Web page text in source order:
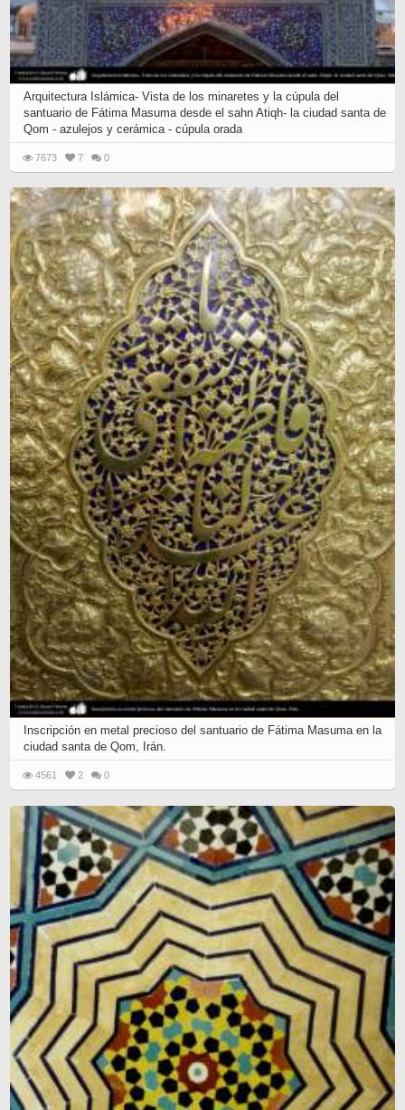
Arquitectura Islámica- Vista de los minaretes y la cúpula del
santuario de Fátima Masuma desde el sahn Atiqh- la ciudad santa de
Qom - azulejos y cerámica - cúpula orada
7673 7 0
Inscripción en metal precioso del santuario de Fátima Masuma en la
ciudad santa de Qom, Irán.
4561 2 0